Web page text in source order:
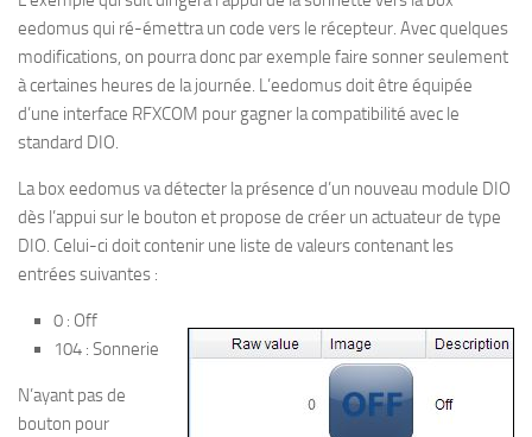
eedomus qui ré-émettra un code vers le récepteur. Avec quelques
modifications, on pourra donc par exemple faire sonner seulement
à certaines heures de la journée. L’eedomus doit être équipée
d’une interface RFXCOM pour gagner la compatibilité avec le
standard DIO.
La box eedomus va détecter la présence d’un nouveau module DIO
dès l’appui sur le bouton et propose de créer un actuateur de type
DIO. Celui-ci doit contenir une liste de valeurs contenant les
entrées suivantes :
0 : Off
104 : Sonnerie
N’ayant pas de
bouton pour